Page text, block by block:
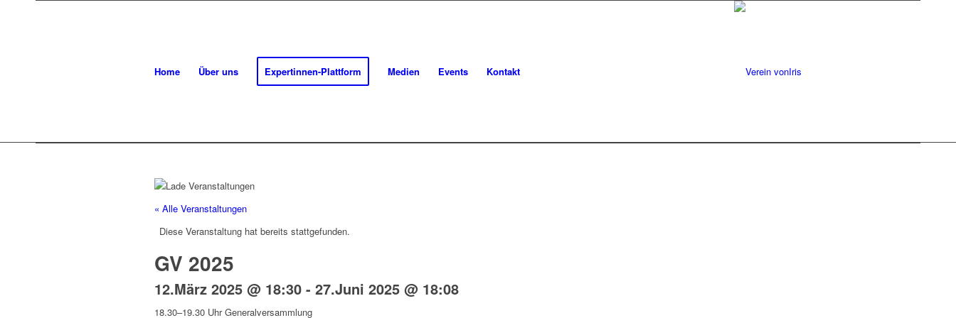
Home Über uns Expertinnen-Plattform Medien Events Kontakt
« Alle Veranstaltungen
Diese Veranstaltung hat bereits stattgefunden.
GV 2025
12.März 2025 @ 18:30 - 27.Juni 2025 @ 18:08
18.30–19.30 Uhr Generalversammlung